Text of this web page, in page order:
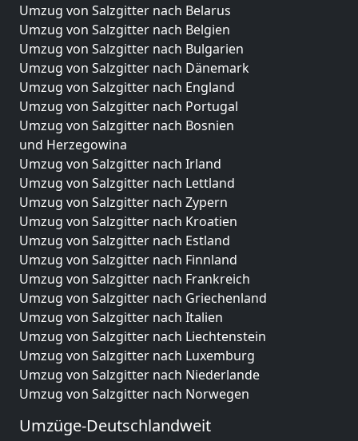
Umzug von Salzgitter nach Belarus
Umzug von Salzgitter nach Belgien
Umzug von Salzgitter nach Bulgarien
Umzug von Salzgitter nach Dänemark
Umzug von Salzgitter nach England
Umzug von Salzgitter nach Portugal
Umzug von Salzgitter nach Bosnien
und Herzegowina
Umzug von Salzgitter nach Irland
Umzug von Salzgitter nach Lettland
Umzug von Salzgitter nach Zypern
Umzug von Salzgitter nach Kroatien
Umzug von Salzgitter nach Estland
Umzug von Salzgitter nach Finnland
Umzug von Salzgitter nach Frankreich
Umzug von Salzgitter nach Griechenland
Umzug von Salzgitter nach Italien
Umzug von Salzgitter nach Liechtenstein
Umzug von Salzgitter nach Luxemburg
Umzug von Salzgitter nach Niederlande
Umzug von Salzgitter nach Norwegen
Umzüge-Deutschlandweit